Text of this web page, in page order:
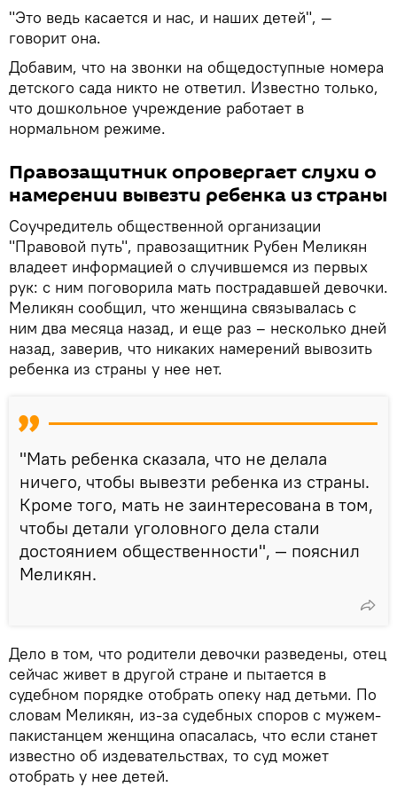
"Это ведь касается и нас, и наших детей", —
говорит она.
Добавим, что на звонки на общедоступные номера
детского сада никто не ответил. Известно только,
что дошкольное учреждение работает в
нормальном режиме.
Правозащитник опровергает слухи о
намерении вывезти ребенка из страны
Соучредитель общественной организации
"Правовой путь", правозащитник Рубен Меликян
владеет информацией о случившемся из первых
рук: с ним поговорила мать пострадавшей девочки.
Меликян сообщил, что женщина связывалась с
ним два месяца назад, и еще раз – несколько дней
назад, заверив, что никаких намерений вывозить
ребенка из страны у нее нет.
"Мать ребенка сказала, что не делала
ничего, чтобы вывезти ребенка из страны.
Кроме того, мать не заинтересована в том,
чтобы детали уголовного дела стали
достоянием общественности", — пояснил
Меликян.
Дело в том, что родители девочки разведены, отец
сейчас живет в другой стране и пытается в
судебном порядке отобрать опеку над детьми. По
словам Меликян, из-за судебных споров с мужем-
пакистанцем женщина опасалась, что если станет
известно об издевательствах, то суд может
отобрать у нее детей.